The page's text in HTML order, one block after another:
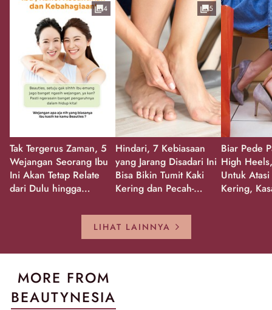
Tak Tergerus Zaman, 5
Wejangan Seorang Ibu
Ini Akan Tetap Relate
dari Dulu hingga
4
Hindari, 7 Kebiasaan
yang Jarang Disadari Ini
Bisa Bikin Tumit Kaki
Kering dan Pecah-
5
Biar Pede
High
Untuk
Kering,
LIHAT LAINNYA
MORE FROM
BEAUTYNESIA